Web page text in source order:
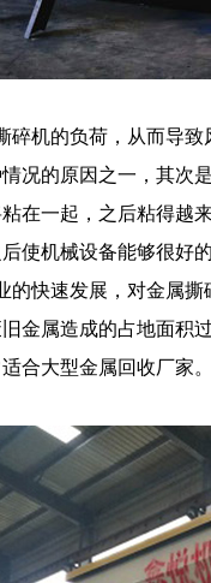
机的负荷，从而导致
况的原因之一，其次
在一起，之后粘得越
使机械设备能够很好
快速发展，对金属撕
金属造成的占地面积
合大型金属回收厂家